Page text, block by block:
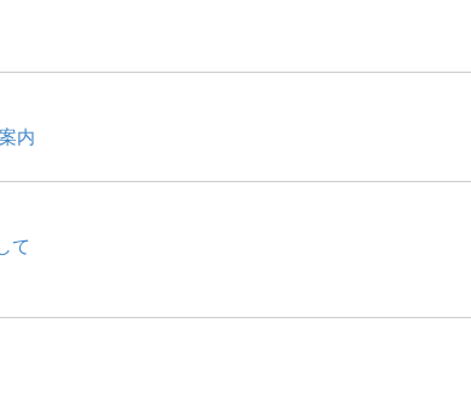
内
て